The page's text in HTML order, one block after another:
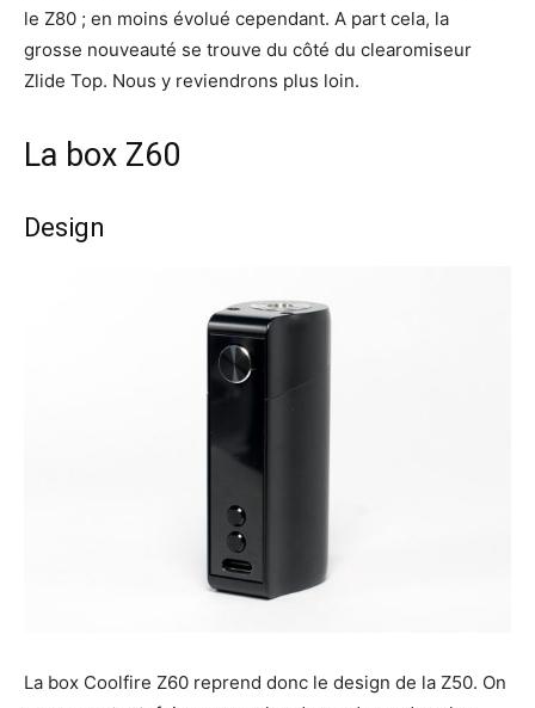
le Z80 ; en moins évolué cependant. A part cela, la
grosse nouveauté se trouve du côté du clearomiseur
Zlide Top. Nous y reviendrons plus loin.
La box Z60
Design
La box Coolfire Z60 reprend donc le design de la Z50. On